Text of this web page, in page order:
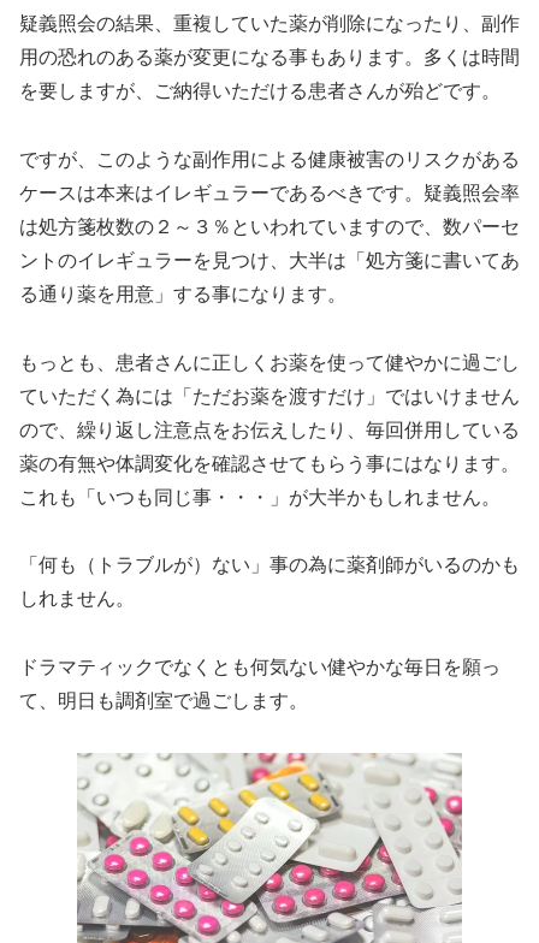
疑義照会の結果、重複していた薬が削除になったり、副作
用の恐れのある薬が変更になる事もあります。多くは時間
を要しますが、ご納得いただける患者さんが殆どです。
ですが、このような副作用による健康被害のリスクがある
ケースは本来はイレギュラーであるべきです。疑義照会率
は処方箋枚数の２～３％といわれていますので、数パーセ
ントのイレギュラーを見つけ、大半は「処方箋に書いてあ
る通り薬を用意」する事になります。
もっとも、患者さんに正しくお薬を使って健やかに過ごし
ていただく為には「ただお薬を渡すだけ」ではいけません
ので、繰り返し注意点をお伝えしたり、毎回併用している
薬の有無や体調変化を確認させてもらう事にはなります。
これも「いつも同じ事・・・」が大半かもしれません。
「何も（トラブルが）ない」事の為に薬剤師がいるのかも
しれません。
ドラマティックでなくとも何気ない健やかな毎日を願っ
て、明日も調剤室で過ごします。